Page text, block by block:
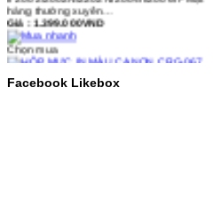
Chọn mua
CRG-067 CHO DÒNG MÁY
Facebook Likebox